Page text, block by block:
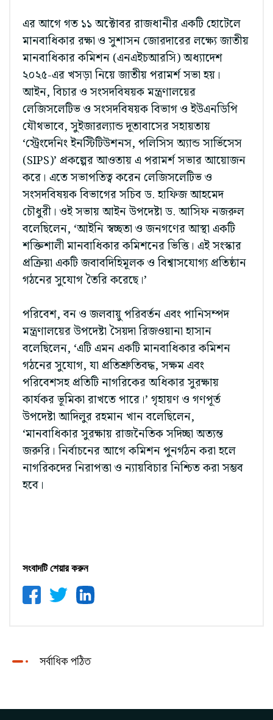
এর আগে গত ১১ অক্টোবর রাজধানীর একটি হোটেলে
মানবাধিকার রক্ষা ও সুশাসন জোরদারের লক্ষ্যে জাতীয়
মানবাধিকার কমিশন (এনএইচআরসি) অধ্যাদেশ
২০২৫-এর খসড়া নিয়ে জাতীয় পরামর্শ সভা হয়।
আইন, বিচার ও সংসদবিষয়ক মন্ত্রণালয়ের
লেজিসলেটিভ ও সংসদবিষয়ক বিভাগ ও ইউএনডিপি
যৌথভাবে, সুইজারল্যান্ড দূতাবাসের সহায়তায়
‘স্ট্রেংদেনিং ইনস্টিটিউশনস, পলিসিস অ্যান্ড সার্ভিসেস
(SIPS)’ প্রকল্পের আওতায় এ পরামর্শ সভার আয়োজন
করে। এতে সভাপতিত্ব করেন লেজিসলেটিভ ও
সংসদবিষয়ক বিভাগের সচিব ড. হাফিজ আহমেদ
চৌধুরী। ওই সভায় আইন উপদেষ্টা ড. আসিফ নজরুল
বলেছিলেন, ‘আইনি স্বচ্ছতা ও জনগণের আস্থা একটি
শক্তিশালী মানবাধিকার কমিশনের ভিত্তি। এই সংস্কার
প্রক্রিয়া একটি জবাবদিহিমূলক ও বিশ্বাসযোগ্য প্রতিষ্ঠান
গঠনের সুযোগ তৈরি করেছে।’
পরিবেশ, বন ও জলবায়ু পরিবর্তন এবং পানিসম্পদ
মন্ত্রণালয়ের উপদেষ্টা সৈয়দা রিজওয়ানা হাসান
বলেছিলেন, ‘এটি এমন একটি মানবাধিকার কমিশন
গঠনের সুযোগ, যা প্রতিশ্রুতিবদ্ধ, সক্ষম এবং
পরিবেশসহ প্রতিটি নাগরিকের অধিকার সুরক্ষায়
কার্যকর ভূমিকা রাখতে পারে।’ গৃহায়ণ ও গণপূর্ত
উপদেষ্টা আদিলুর রহমান খান বলেছিলেন,
‘মানবাধিকার সুরক্ষায় রাজনৈতিক সদিচ্ছা অত্যন্ত
জরুরি। নির্বাচনের আগে কমিশন পুনর্গঠন করা হলে
নাগরিকদের নিরাপত্তা ও ন্যায়বিচার নিশ্চিত করা সম্ভব
হবে।
সংবাদটি শেয়ার করুন
সর্বাধিক পঠিত